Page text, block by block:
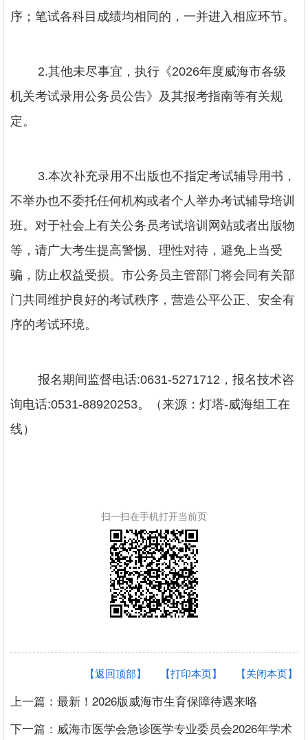
序；笔试各科目成绩均相同的，一并进入相应环节。
2.其他未尽事宜，执行《2026年度威海市各级
机关考试录用公务员公告》及其报考指南等有关规
定。
3.本次补充录用不出版也不指定考试辅导用书，
不举办也不委托任何机构或者个人举办考试辅导培训
班。对于社会上有关公务员考试培训网站或者出版物
等，请广大考生提高警惕、理性对待，避免上当受
骗，防止权益受损。市公务员主管部门将会同有关部
门共同维护良好的考试秩序，营造公平公正、安全有
序的考试环境。
报名期间监督电话:0631-5271712，报名技术咨
询电话:0531-88920253。（来源：灯塔-威海组工在
线）
扫一扫在手机打开当前页
【关闭本页】
【打印本页】
【返回顶部】
上一篇：最新！2026版威海市生育保障待遇来咯
下一篇：威海市医学会急诊医学专业委员会2026年学术